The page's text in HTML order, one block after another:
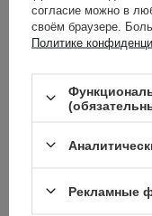
согласие можно в
своём браузере.
Политике
Рекламные